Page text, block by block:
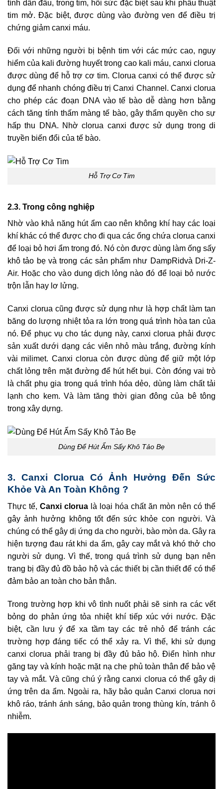
tính dẫn đầu, trong tim, hồi sức đặc biệt sau khi phẫu thuật
tim mở. Đặc biệt, được dùng vào đường ven để điều trị
chứng giảm canxi máu.
Đối với những người bị bệnh tim với các mức cao, nguy
hiểm của kali đường huyết trong cao kali máu, canxi clorua
được dùng để hỗ trợ cơ tim. Clorua canxi có thể được sử
dụng để nhanh chóng điều trị Canxi Channel. Canxi clorua
cho phép các đoạn DNA vào tế bào dễ dàng hơn bằng
cách tăng tính thấm màng tế bào, gây thẩm quyền cho sự
hấp thu DNA. Nhờ clorua canxi được sử dụng trong di
truyền biến đổi của tế bào.
Hỗ Trợ Cơ Tim
2.3. Trong công nghiệp
Nhờ vào khả năng hút ẩm cao nên không khí hay các loại
khí khác có thể được cho đi qua các ống chứa clorua canxi
để loại bỏ hơi ẩm trong đó. Nó còn được dùng làm ống sấy
khô tảo bẹ và trong các sản phẩm như DampRidvà Dri-Z-
Air. Hoặc cho vào dung dịch lỏng nào đó để loại bỏ nước
trộn lẫn hay lơ lửng.
Canxi clorua cũng được sử dụng như là hợp chất làm tan
băng do lượng nhiệt tỏa ra lớn trong quá trình hòa tan của
nó. Để phục vụ cho tác dụng này, canxi clorua phải được
sản xuất dưới dạng các viên nhỏ màu trắng, đường kính
vài milimet. Canxi clorua còn được dùng để giữ một lớp
chất lỏng trên mặt đường để hút hết bụi. Còn đóng vai trò
là chất phụ gia trong quá trình hóa dẻo, dùng làm chất tải
lạnh cho kem. Và làm tăng thời gian đông của bê tông
trong xây dựng.
Dùng Để Hút Ẩm Sấy Khô Tảo Bẹ
3. Canxi Clorua Có Ảnh Hưởng Đến Sức
Khỏe Và An Toàn Không ?
Thực tế, Canxi clorua là loại hóa chất ăn mòn nên có thể
gây ảnh hưởng không tốt đến sức khỏe con người. Và
chúng có thể gây dị ứng da cho người, bào mòn da. Gây ra
hiện tượng đau rát khi da ẩm, gây cay mắt và khó thở cho
người sử dụng. Vì thế, trong quá trình sử dụng bạn nên
trang bị đầy đủ đồ bảo hộ và các thiết bị cần thiết để có thể
đảm bảo an toàn cho bản thân.
Trong trường hợp khi vô tình nuốt phải sẽ sinh ra các vết
bỏng do phản ứng tỏa nhiệt khí tiếp xúc với nước. Đặc
biệt, cần lưu ý để xa tầm tay các trẻ nhỏ để tránh các
trường hợp đáng tiếc có thể xảy ra. Vì thế, khi sử dụng
canxi clorua phải trang bị đầy đủ bảo hộ. Điển hình như
găng tay và kính hoặc mặt nạ che phủ toàn thân để bảo vệ
tay và mắt. Và cũng chú ý rằng canxi clorua có thể gây dị
ứng trên da ẩm. Ngoài ra, hãy bảo quản Canxi clorua nơi
khô ráo, tránh ánh sáng, bảo quản trong thùng kín, tránh ô
nhiễm.